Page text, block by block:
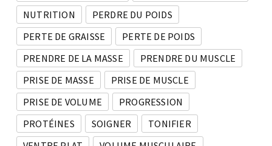
NUTRITION
PERDRE DU POIDS
PERTE DE GRAISSE
PERTE DE POIDS
PRENDRE DE LA MASSE
PRENDRE DU MUSCLE
PRISE DE MASSE
PRISE DE MUSCLE
PRISE DE VOLUME
PROGRESSION
PROTÉINES
SOIGNER
TONIFIER